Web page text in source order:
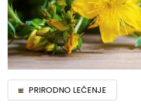
PRIRODNO LEČENJE